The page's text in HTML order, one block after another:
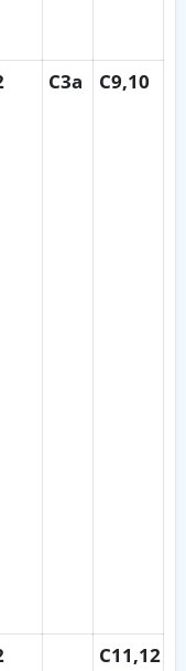
C3a C9,10
C11,12